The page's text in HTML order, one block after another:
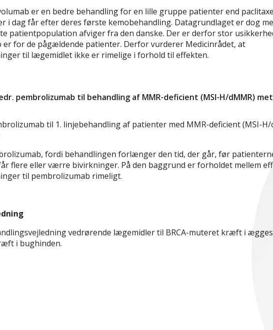
er en bedre behandling for en lille gruppe patienter end
i dag får efter deres første kemobehandling. Datagrundlaget er dog
patientpopulation afviger fra den danske. Der er derfor stor
er for de pågældende patienter. Derfor vurderer Medicinrådet, at
til lægemidlet ikke er rimelige i forhold til effekten.
pembrolizumab til behandling af MMR-deficient (MSI-H/dMMR)
til 1. linjebehandling af patienter med MMR-deficient (MSI-H/
fordi behandlingen forlænger den tid, der går, før
flere eller værre bivirkninger. På den baggrund er forholdet mellem
til pembrolizumab rimeligt.
vedrørende lægemidler til BRCA-muteret kræft i
i bughinden.